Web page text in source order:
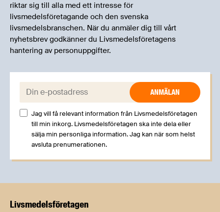
riktar sig till alla med ett intresse för
livsmedelsföretagande och den svenska
livsmedelsbranschen. När du anmäler dig till vårt
nyhetsbrev godkänner du Livsmedelsföretagens
hantering av personuppgifter.
E-post:
Jag vill få relevant information från Livsmedelsföretagen
till min inkorg. Livsmedelsföretagen ska inte dela eller
sälja min personliga information. Jag kan när som helst
avsluta prenumerationen.
Livsmedels­företagen